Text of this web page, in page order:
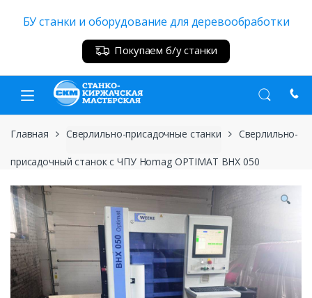
БУ станки и оборудование для деревообработки
Покупаем б/у станки
Главная Сверлильно-присадочные станки Сверлильно-
присадочный станок с ЧПУ Homag OPTIMAT BHX 050